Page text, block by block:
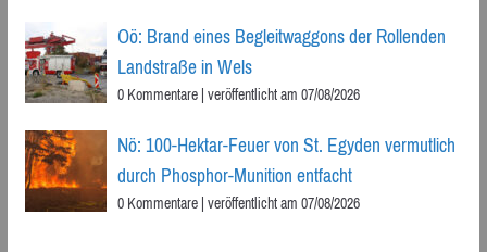
Oö: Brand eines Begleitwaggons der Rollenden
Landstraße in Wels
0 Kommentare|veröffentlicht am 07/08/2026
Nö: 100-Hektar-Feuer von St. Egyden vermutlich
durch Phosphor-Munition entfacht
0 Kommentare|veröffentlicht am 07/08/2026